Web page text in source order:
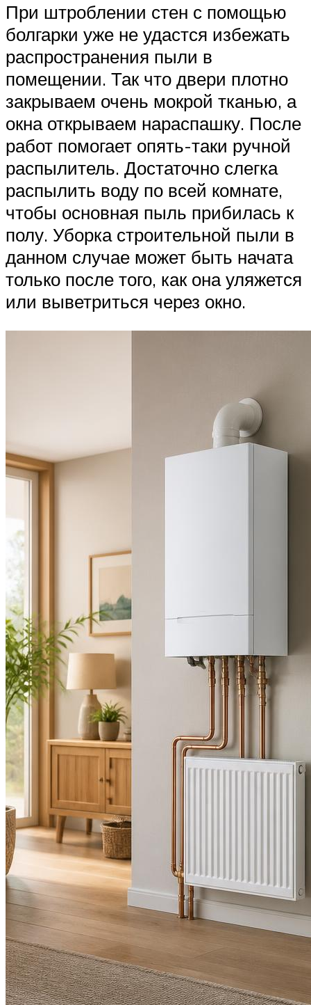
При штроблении стен с помощью
болгарки уже не удастся избежать
распространения пыли в
помещении. Так что двери плотно
закрываем очень мокрой тканью, а
окна открываем нараспашку. После
работ помогает опять-таки ручной
распылитель. Достаточно слегка
распылить воду по всей комнате,
чтобы основная пыль прибилась к
полу. Уборка строительной пыли в
данном случае может быть начата
только после того, как она уляжется
или выветриться через окно.